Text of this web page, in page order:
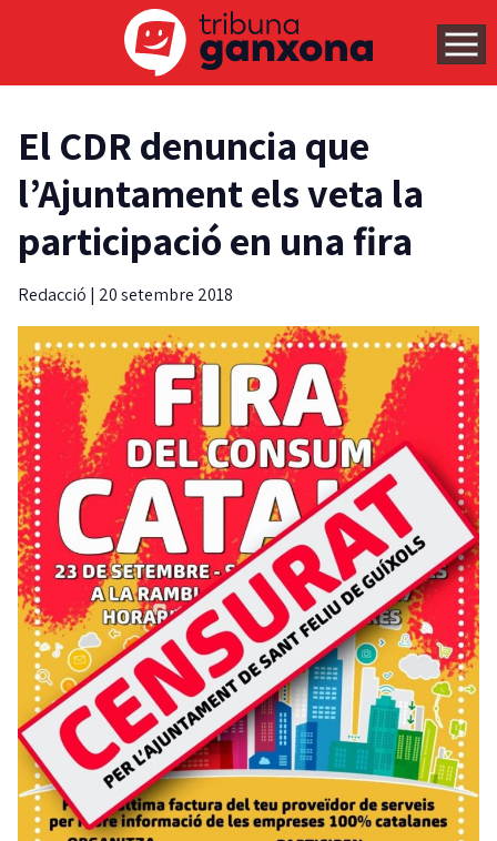
El CDR denuncia que
l’Ajuntament els veta la
participació en una fira
Redacció | 20 setembre 2018